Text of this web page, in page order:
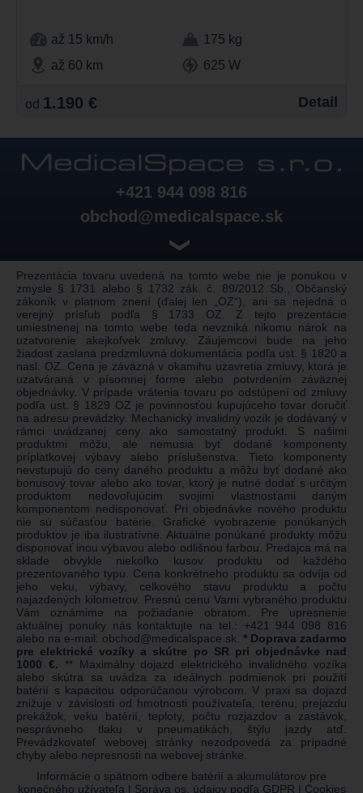
až 15 km/h
175 kg
až 60 km
625 W
od 1.190 € Detail
+421 944 098 816
obchod@medicalspace.sk
❯
Prezentácia tovaru uvedená na tomto webe nie je ponukou v
zmysle § 1731 alebo § 1732 zák. č. 89/2012 Sb., Občanský
zákoník v platnom znení (ďalej len „OZ“), ani sa nejedná o
verejný prísľub podľa § 1733 OZ. Z tejto prezentácie
umiestnenej na tomto webe teda nevzniká nikomu nárok na
uzatvorenie akejkoľvek zmluvy. Záujemcovi bude na jeho
žiadosť zaslaná predzmluvná dokumentácia podľa ust. § 1820 a
nasl. OZ. Cena je záväzná v okamihu uzavretia zmluvy, ktorá je
uzatváraná v písomnej forme alebo potvrdením záväznej
objednávky. V prípade vrátenia tovaru po odstúpení od zmluvy
podľa ust. § 1829 OZ je povinnosťou kupujúceho tovar doručiť
na adresu prevádzky. Mechanický invalidný vozík je dodávaný v
rámci uvádzanej ceny ako samostatný produkt. S našimi
produktmi môžu, ale nemusia byť dodané komponenty
príplatkovej výbavy alebo príslušenstva. Tieto komponenty
nevstupujú do ceny daného produktu a môžu byť dodané ako
bonusový tovar alebo ako tovar, ktorý je nutné dodať s určitým
produktom nedovoľujúcim svojimi vlastnosťami daným
komponentom nedisponovať. Pri objednávke nového produktu
nie sú súčasťou batérie. Grafické vyobrazenie ponúkaných
produktov je iba ilustratívne. Aktuálne ponúkané produkty môžu
disponovať inou výbavou alebo odlišnou farbou. Predajca má na
sklade obvykle niekoľko kusov produktu od každého
prezentovaného typu. Cena konkrétneho produktu sa odvíja od
jeho veku, výbavy, celkového stavu produktu a počtu
najazdených kilometrov. Presnú cenu Vami vybraného produktu
Vám oznámime na požiadanie obratom. Pre upresnenie
aktuálnej ponuky nás kontaktujte na tel.: +421 944 098 816
alebo na e-mail: obchod@medicalspace.sk
* Doprava zadarmo
pre elektrické vozíky a skútre po SR pri objednávke nad
1000 €. ** Maximálny dojazd elektrického invalidného vozíka
alebo skútra sa uvádza za ideálnych podmienok pri použití
batérií s kapacitou odporúčanou výrobcom. V praxi sa dojazd
znižuje v závislosti od hmotnosti používateľa, terénu, prejazdu
prekážok, veku batérií, teploty, počtu rozjazdov a zastávok,
nesprávneho tlaku v pneumatikách, štýlu jazdy atď.
Prevádzkovateľ webovej stránky nezodpovedá za prípadné
chyby alebo nepresnosti na webovej stránke.
Informácie o spätnom odbere batérií a akumulátorov pre
konečného užívateľa | Správa os. údajov podľa GDPR | Cookies